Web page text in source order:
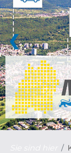
❮